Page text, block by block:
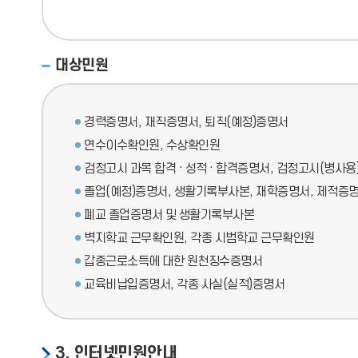
대상민원
경력증명서, 재직증명서, 퇴직(예정)증명서
연수이수확인원, 수상확인원
검정고시 과목 합격 · 성적 · 합격증명서, 검정고시(병사
졸업(예정)증명서, 생활기록부사본, 재학증명서, 제적증
폐교 졸업증명서 및 생활기록부사본
벽지학교 근무확인원, 각종 시범학교 근무확인원
갑종근로소득에 대한 원천징수증명서
교육비납입증명서, 각종 사실(실적)증명서
3. 인터넷민원안내